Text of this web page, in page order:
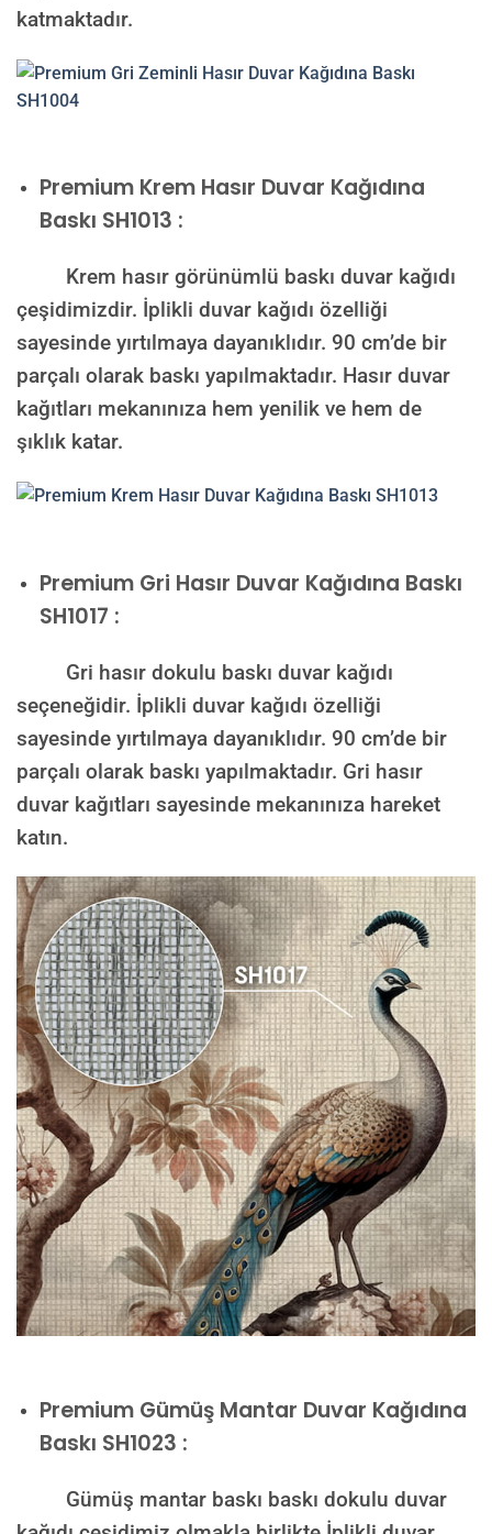
katmaktadır.
Premium Krem Hasır Duvar Kağıdına
Baskı SH1013 :
Krem hasır görünümlü baskı duvar kağıdı
çeşidimizdir. İplikli duvar kağıdı özelliği
sayesinde yırtılmaya dayanıklıdır. 90 cm’de bir
parçalı olarak baskı yapılmaktadır. Hasır duvar
kağıtları mekanınıza hem yenilik ve hem de
şıklık katar.
Premium Gri Hasır Duvar Kağıdına Baskı
SH1017 :
Gri hasır dokulu baskı duvar kağıdı
seçeneğidir. İplikli duvar kağıdı özelliği
sayesinde yırtılmaya dayanıklıdır. 90 cm’de bir
parçalı olarak baskı yapılmaktadır. Gri hasır
duvar kağıtları sayesinde mekanınıza hareket
katın.
Premium Gümüş Mantar Duvar Kağıdına
Baskı SH1023 :
Gümüş mantar baskı baskı dokulu duvar